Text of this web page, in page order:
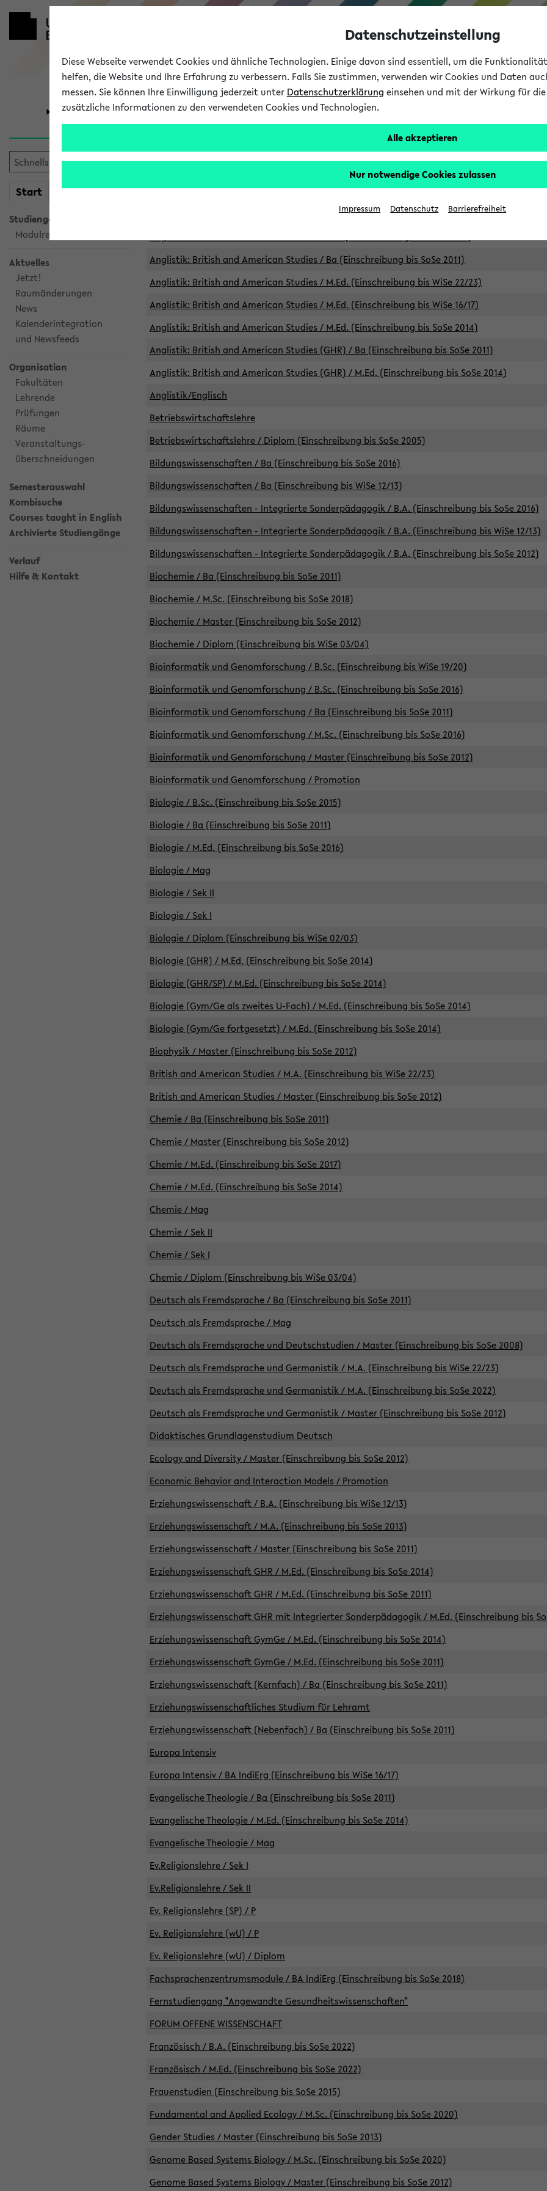
Universität Forschung Studium
Start meineKVV
Studiengangsauswahl
Modulrecherche
Aktuelles
Jetzt!
Raumänderungen
News
Kalenderintegration
und Newsfeeds
Organisation
Fakultäten
Lehrende
Prüfungen
Räume
Veranstaltungs-
überschneidungen
Semesterauswahl
Kombisuche
Courses taught in English
Archivierte Studiengänge
Verlauf
Hilfe & Kontakt
Archivierte Studiengänge
Anglistik: British and American Studies / B.A. (Einschreibung bis WiSe 16/17)
Anglistik: British and American Studies / B.A. (Einschreibung bis SoSe 2015)
Anglistik: British and American Studies / Ba (Einschreibung bis SoSe 2011)
Anglistik: British and American Studies / M.Ed. (Einschreibung bis WiSe 22/23)
Anglistik: British and American Studies / M.Ed. (Einschreibung bis WiSe 16/17)
Anglistik: British and American Studies / M.Ed. (Einschreibung bis SoSe 2014)
Anglistik: British and American Studies (GHR) / Ba (Einschreibung bis SoSe 2011)
Anglistik: British and American Studies (GHR) / M.Ed. (Einschreibung bis SoSe 2014)
Anglistik/Englisch
Betriebswirtschaftslehre
Betriebswirtschaftslehre / Diplom (Einschreibung bis SoSe 2005)
Bildungswissenschaften / Ba (Einschreibung bis SoSe 2016)
Bildungswissenschaften / Ba (Einschreibung bis WiSe 12/13)
Bildungswissenschaften - Integrierte Sonderpädagogik / B.A. (Einschreibung bis SoSe 2016)
Bildungswissenschaften - Integrierte Sonderpädagogik / B.A. (Einschreibung bis WiSe 12/13)
Bildungswissenschaften - Integrierte Sonderpädagogik / B.A. (Einschreibung bis SoSe 2012)
Biochemie / Ba (Einschreibung bis SoSe 2011)
Biochemie / M.Sc. (Einschreibung bis SoSe 2018)
Biochemie / Master (Einschreibung bis SoSe 2012)
Biochemie / Diplom (Einschreibung bis WiSe 03/04)
Bioinformatik und Genomforschung / B.Sc. (Einschreibung bis WiSe 19/20)
Bioinformatik und Genomforschung / B.Sc. (Einschreibung bis SoSe 2016)
Bioinformatik und Genomforschung / Ba (Einschreibung bis SoSe 2011)
Bioinformatik und Genomforschung / M.Sc. (Einschreibung bis SoSe 2016)
Bioinformatik und Genomforschung / Master (Einschreibung bis SoSe 2012)
Bioinformatik und Genomforschung / Promotion
Biologie / B.Sc. (Einschreibung bis SoSe 2015)
Biologie / Ba (Einschreibung bis SoSe 2011)
Biologie / M.Ed. (Einschreibung bis SoSe 2016)
Biologie / Mag
Biologie / Sek II
Biologie / Sek I
Biologie / Diplom (Einschreibung bis WiSe 02/03)
Biologie (GHR) / M.Ed. (Einschreibung bis SoSe 2014)
Biologie (GHR/SP) / M.Ed. (Einschreibung bis SoSe 2014)
Biologie (Gym/Ge als zweites U-Fach) / M.Ed. (Einschreibung bis SoSe 2014)
Biologie (Gym/Ge fortgesetzt) / M.Ed. (Einschreibung bis SoSe 2014)
Biophysik / Master (Einschreibung bis SoSe 2012)
British and American Studies / M.A. (Einschreibung bis WiSe 22/23)
British and American Studies / Master (Einschreibung bis SoSe 2012)
Chemie / Ba (Einschreibung bis SoSe 2011)
Chemie / Master (Einschreibung bis SoSe 2012)
Chemie / M.Ed. (Einschreibung bis SoSe 2017)
Chemie / M.Ed. (Einschreibung bis SoSe 2014)
Chemie / Mag
Chemie / Sek II
Chemie / Sek I
Chemie / Diplom (Einschreibung bis WiSe 03/04)
Deutsch als Fremdsprache / Ba (Einschreibung bis SoSe 2011)
Deutsch als Fremdsprache / Mag
Deutsch als Fremdsprache und Deutschstudien / Master (Einschreibung bis SoSe 2008)
Deutsch als Fremdsprache und Germanistik / M.A. (Einschreibung bis WiSe 22/23)
Deutsch als Fremdsprache und Germanistik / M.A. (Einschreibung bis SoSe 2022)
Deutsch als Fremdsprache und Germanistik / Master (Einschreibung bis SoSe 2012)
Didaktisches Grundlagenstudium Deutsch
Ecology and Diversity / Master (Einschreibung bis SoSe 2012)
Economic Behavior and Interaction Models / Promotion
Erziehungswissenschaft / B.A. (Einschreibung bis WiSe 12/13)
Erziehungswissenschaft / M.A. (Einschreibung bis SoSe 2013)
Erziehungswissenschaft / Master (Einschreibung bis SoSe 2011)
Erziehungswissenschaft GHR / M.Ed. (Einschreibung bis SoSe 2014)
Erziehungswissenschaft GHR / M.Ed. (Einschreibung bis SoSe 2011)
Erziehungswissenschaft GHR mit Integrierter Sonderpädagogik / M.Ed. (Einschreibung bis
Erziehungswissenschaft GymGe / M.Ed. (Einschreibung bis SoSe 2014)
Erziehungswissenschaft GymGe / M.Ed. (Einschreibung bis SoSe 2011)
Erziehungswissenschaft (Kernfach) / Ba (Einschreibung bis SoSe 2011)
Erziehungswissenschaftliches Studium für Lehramt
Erziehungswissenschaft (Nebenfach) / Ba (Einschreibung bis SoSe 2011)
Europa Intensiv
Europa Intensiv / BA IndiErg (Einschreibung bis WiSe 16/17)
Evangelische Theologie / Ba (Einschreibung bis SoSe 2011)
Evangelische Theologie / M.Ed. (Einschreibung bis SoSe 2014)
Evangelische Theologie / Mag
Ev.Religionslehre / Sek I
Ev.Religionslehre / Sek II
Ev. Religionslehre (SP) / P
Ev. Religionslehre (wU) / P
Ev. Religionslehre (wU) / Diplom
Fachsprachenzentrumsmodule / BA IndiErg (Einschreibung bis SoSe 2018)
Fernstudiengang "Angewandte Gesundheitswissenschaften"
FORUM OFFENE WISSENSCHAFT
Französisch / B.A. (Einschreibung bis SoSe 2022)
Französisch / M.Ed. (Einschreibung bis SoSe 2022)
Frauenstudien (Einschreibung bis SoSe 2015)
Fundamental and Applied Ecology / M.Sc. (Einschreibung bis SoSe 2020)
Gender Studies / Master (Einschreibung bis SoSe 2013)
Genome Based Systems Biology / M.Sc. (Einschreibung bis SoSe 2020)
Genome Based Systems Biology / Master (Einschreibung bis SoSe 2012)
Datenschutzeinstellung
Diese Webseite verwendet Cookies und ähnliche Technologien. Einige davon sind essentiell, um die
helfen, die Website und Ihre Erfahrung zu verbessern. Falls Sie zustimmen, verwenden wir Cookies und Daten
messen. Sie können Ihre Einwilligung jederzeit unter Datenschutzerklärung einsehen und mit der Wirkung für
zusätzliche Informationen zu den verwendeten Cookies und Technologien.
Alle akzeptieren
Nur notwendige Cookies zulassen
Impressum Datenschutz Barrierefreiheit